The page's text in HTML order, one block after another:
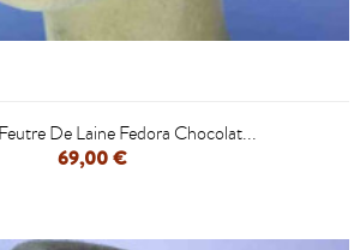
De Laine Fedora Chocolat...
69,00 €